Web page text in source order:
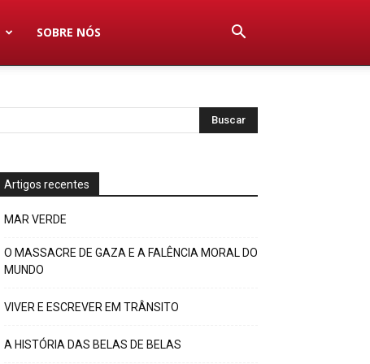
SOBRE NÓS
Artigos recentes
MAR VERDE
O MASSACRE DE GAZA E A FALÊNCIA MORAL DO
MUNDO
VIVER E ESCREVER EM TRÂNSITO
A HISTÓRIA DAS BELAS DE BELAS